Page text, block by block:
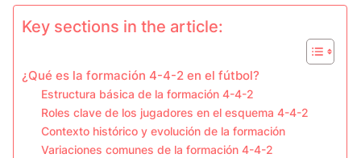
Key sections in the article:
¿Qué es la formación 4-4-2 en el fútbol?
Estructura básica de la formación 4-4-2
Roles clave de los jugadores en el esquema 4-4-2
Contexto histórico y evolución de la formación
Variaciones comunes de la formación 4-4-2